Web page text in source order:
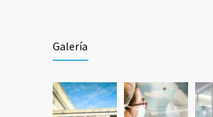
17 JUNIO, 2023
Llamado para auxiliar de enfermería
Nefrología y Hemodiálisis Crónicos.
Galería